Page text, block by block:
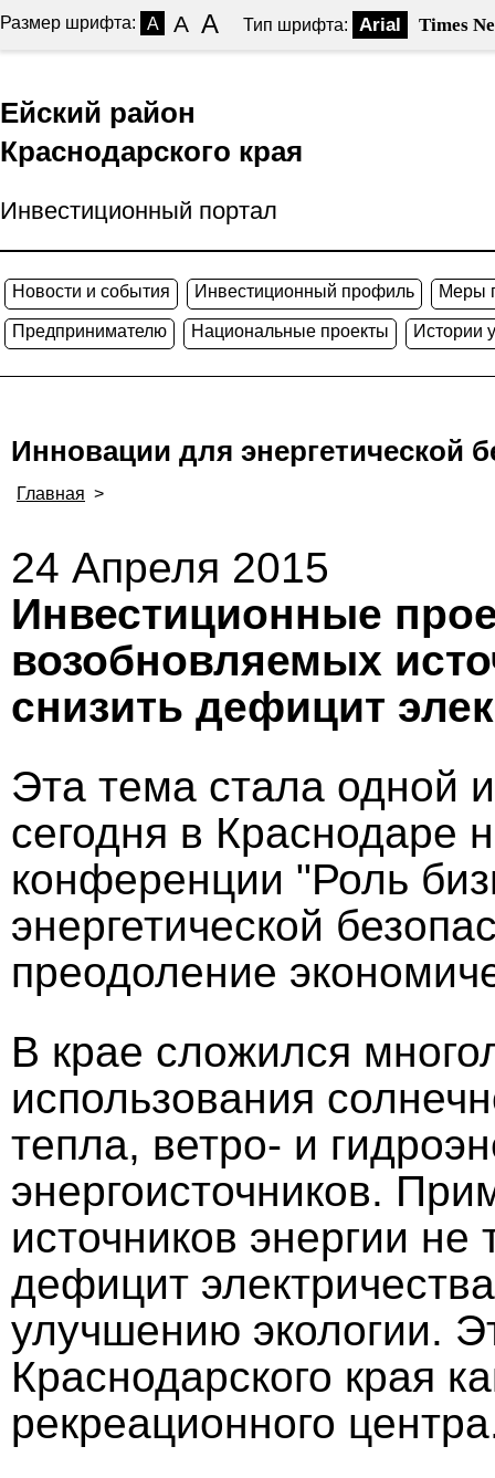
Размер шрифта: A A A Тип шрифта: Arial Times
Ейский район
Краснодарского края
Инвестиционный портал
Новости и события Инвестиционный профиль Меры
Предпринимателю Национальные проекты Истории
Инновации для энергетической
Главная >
24 Апреля 2015
Инвестиционные
возобновляемых
снизить дефицит
Эта тема стала одной
сегодня в Краснодаре
конференции "Роль
энергетической
преодоление
В крае сложился
использования
тепла, ветро- и
энергоисточников.
источников энергии не
дефицит
улучшению экологии.
Краснодарского края
рекреационного